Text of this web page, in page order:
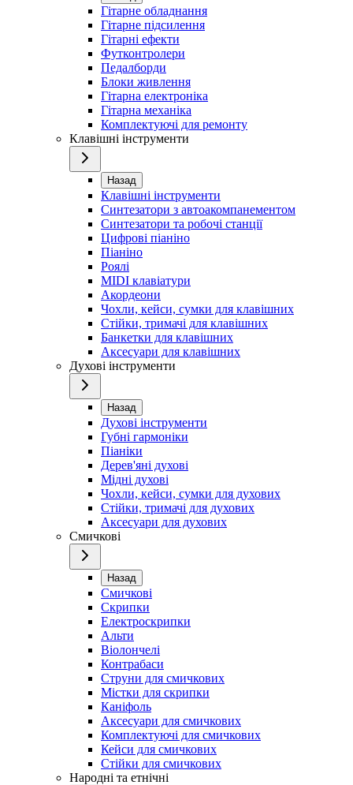
Гітарне обладнання
Гітарне підсилення
Гітарні ефекти
Футконтролери
Педалборди
Блоки живлення
Гітарна електроніка
Гітарна механіка
Комплектуючі для ремонту
Клавішні інструменти
Назад
Клавішні інструменти
Синтезатори з автоакомпанементом
Синтезатори та робочі станції
Цифрові піаніно
Піаніно
Роялі
MIDI клавіатури
Акордеони
Чохли, кейси, сумки для клавішних
Стійки, тримачі для клавішних
Банкетки для клавішних
Аксесуари для клавішних
Духові інструменти
Назад
Духові інструменти
Губні гармоніки
Піаніки
Дерев'яні духові
Мідні духові
Чохли, кейси, сумки для духових
Стійки, тримачі для духових
Аксесуари для духових
Смичкові
Назад
Смичкові
Скрипки
Електроскрипки
Альти
Віолончелі
Контрабаси
Струни для смичкових
Містки для скрипки
Каніфоль
Аксесуари для смичкових
Комплектуючі для смичкових
Кейси для смичкових
Стійки для смичкових
Народні та етнічні